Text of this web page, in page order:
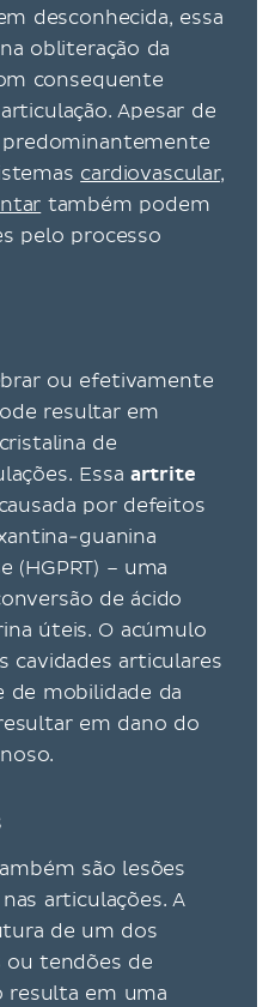
desconhecida, essa
obliteração da
consequente
Apesar de
cardiovascular,
também podem
pelo processo
ou efetivamente
resultar em
de
Essa artrite
por defeitos
guanina
(HGPRT) – uma
de ácido
úteis. O acúmulo
cavidades articulares
de mobilidade da
em dano do
são lesões
articulações. A
de um dos
ou tendões de
resulta em uma